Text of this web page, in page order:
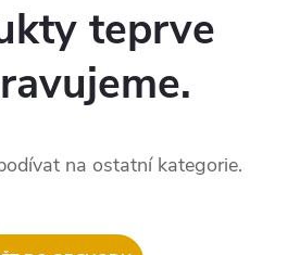
teprve
na ostatní kategorie.